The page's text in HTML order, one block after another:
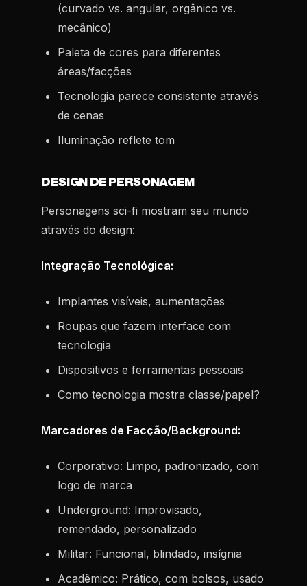
(curvado vs. angular, orgânico vs.
mecânico)
Paleta de cores para diferentes
áreas/facções
Tecnologia parece consistente através
de cenas
Iluminação reflete tom
DESIGN DE PERSONAGEM
Personagens sci-fi mostram seu mundo
através do design:
Integração Tecnológica:
Implantes visíveis, aumentações
Roupas que fazem interface com
tecnologia
Dispositivos e ferramentas pessoais
Como tecnologia mostra classe/papel?
Marcadores de Facção/Background:
Corporativo: Limpo, padronizado, com
logo de marca
Underground: Improvisado,
remendado, personalizado
Militar: Funcional, blindado, insígnia
Acadêmico: Prático, com bolsos, usado